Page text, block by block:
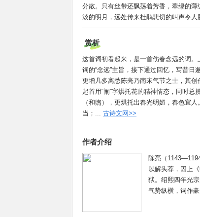
分散。只有丝带还飘荡着芳香，翠绿的
淡的明月，远处传来杜鹃悲切的叫声令人
赏析
这首词初看起来，是一首伤春念远的词
词的“念远”主旨，接下通过回忆，写昔日
更增几多离愁陈亮乃南宋气节之士，其创
起首用“闹”字烘托花的精神情态，同时
（和煦），更烘托出春光明媚，春色宜
当；... 古诗文网>>
作者介绍
陈亮（
以解头荐，因上
狱。绍熙四年光
气势纵横，词作